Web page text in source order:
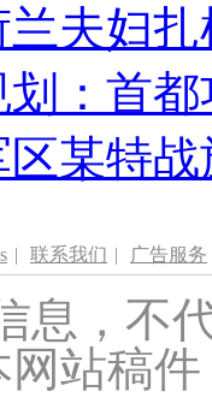
兰夫妇
：首
某特
| 联系我们 | 广告服务
息，不
网站稿